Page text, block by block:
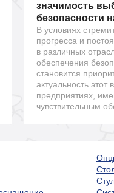
значимость
безопасности
В условиях
прогресса и
в различных
обеспечения
становится
актуальность этот
предприятиях,
чувствительным